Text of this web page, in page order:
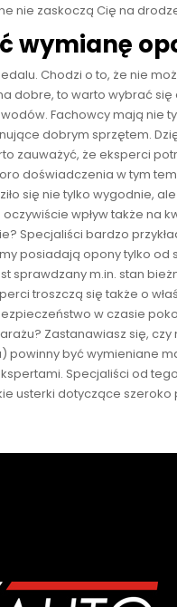
nie zaskoczą Cię na
wymianę
Chodzi o to, że nie
dobre, to warto wybrać
Fachowcy mają nie
dobrym sprzętem.
zauważyć, że eksperci
doświadczenia w tym
się nie tylko wygodnie,
wpływ także na
Specjaliści bardzo
posiadają opony tylko
sprawdzany m.in. stan
troszczą się także o
w czasie
Zastanawiasz się, czy
powinny być wymieniane
Specjaliści od
usterki dotyczące